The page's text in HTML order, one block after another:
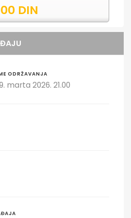
DIN
ODRŽAVANJA
marta 2026. 21.00